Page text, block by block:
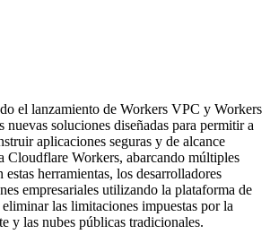
el lanzamiento de Workers VPC y Workers
soluciones diseñadas para permitir a
aplicaciones seguras y de alcance
Cloudflare Workers, abarcando múltiples
herramientas, los desarrolladores
empresariales utilizando la plataforma de
las limitaciones impuestas por la
y las nubes públicas tradicionales.